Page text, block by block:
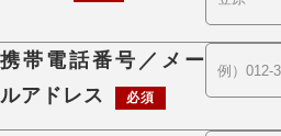
携帯電話番号／メー
ルアドレス
必須